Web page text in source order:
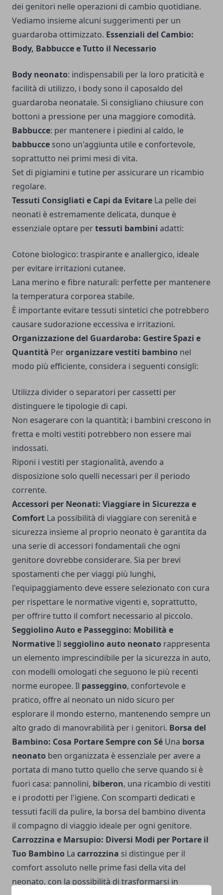
dei genitori nelle operazioni di cambio quotidiane.
Vediamo insieme alcuni suggerimenti per un
guardaroba ottimizzato. Essenziali del Cambio:
Body, Babbucce e Tutto il Necessario
Body neonato: indispensabili per la loro praticità e
facilità di utilizzo, i body sono il caposaldo del
guardaroba neonatale. Si consigliano chiusure con
bottoni a pressione per una maggiore comodità.
Babbucce: per mantenere i piedini al caldo, le
babbucce sono un'aggiunta utile e confortevole,
soprattutto nei primi mesi di vita.
Set di pigiamini e tutine per assicurare un ricambio
regolare.
Tessuti Consigliati e Capi da Evitare La pelle dei
neonati è estremamente delicata, dunque è
essenziale optare pertessuti bambini adatti:
Cotone biologico: traspirante e anallergico, ideale
per evitare irritazioni cutanee.
Lana merino e fibre naturali: perfette per mantenere
la temperatura corporea stabile.
È importante evitare tessuti sintetici che potrebbero
causare sudorazione eccessiva e irritazioni.
Organizzazione del Guardaroba: Gestire Spazi e
Quantità Perorganizzare vestiti bambino nel
modo più efficiente, considera i seguenti consigli:
Utilizza divider o separatori per cassetti per
distinguere le tipologie di capi.
Non esagerare con la quantità; i bambini crescono in
fretta e molti vestiti potrebbero non essere mai
indossati.
Riponi i vestiti per stagionalità, avendo a
disposizione solo quelli necessari per il periodo
corrente.
Accessori per Neonati: Viaggiare in Sicurezza e
Comfort La possibilità di viaggiare con serenità e
sicurezza insieme al proprio neonato è garantita da
una serie di accessori fondamentali che ogni
genitore dovrebbe considerare. Sia per brevi
spostamenti che per viaggi più lunghi,
l'equipaggiamento deve essere selezionato con cura
per rispettare le normative vigenti e, soprattutto,
per offrire tutto il comfort necessario al piccolo.
Seggiolino Auto e Passeggino: Mobilità e
NormativeIl seggiolino auto neonato rappresenta
un elemento imprescindibile per la sicurezza in auto,
con modelli omologati che seguono le più recenti
norme europee. Il passeggino, confortevole e
pratico, offre al neonato un nido sicuro per
esplorare il mondo esterno, mantenendo sempre un
alto grado di manovrabilità per i genitori. Borsa del
Bambino: Cosa Portare Sempre con Sé Una borsa
neonato ben organizzata è essenziale per avere a
portata di mano tutto quello che serve quando si è
fuori casa: pannolini, biberon, una ricambio di vestiti
e i prodotti per l'igiene. Con scomparti dedicati e
tessuti facili da pulire, la borsa del bambino diventa
il compagno di viaggio ideale per ogni genitore.
Carrozzina e Marsupio: Diversi Modi per Portare il
Tuo Bambino La carrozzina si distingue per il
comfort assoluto nelle prime fasi della vita del
neonato, con la possibilità di trasformarsi in